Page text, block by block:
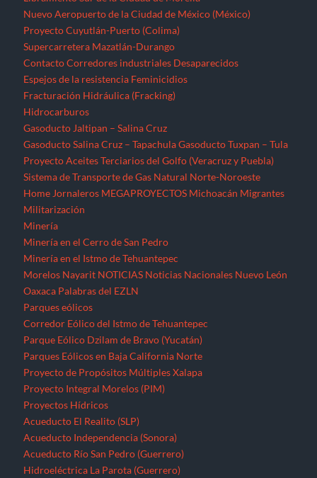
Nuevo Aeropuerto de la Ciudad de México (México)
Proyecto Cuyutlán-Puerto (Colima)
Supercarretera Mazatlán-Durango
Contacto Corredores industriales Desaparecidos
Espejos de la resistencia Feminicidios
Fracturación Hidráulica (Fracking)
Hidrocarburos
Gasoducto Jaltipan – Salina Cruz
Gasoducto Salina Cruz – Tapachula Gasoducto Tuxpan – Tula
Proyecto Aceites Terciarios del Golfo (Veracruz y Puebla)
Sistema de Transporte de Gas Natural Norte-Noroeste
Home Jornaleros MEGAPROYECTOS Michoacán Migrantes
Militarización
Minería
Minería en el Cerro de San Pedro
Minería en el Istmo de Tehuantepec
Morelos Nayarit NOTICIAS Noticias Nacionales Nuevo León
Oaxaca Palabras del EZLN
Parques eólicos
Corredor Eólico del Istmo de Tehuantepec
Parque Eólico Dzilam de Bravo (Yucatán)
Parques Eólicos en Baja California Norte
Proyecto de Propósitos Múltiples Xalapa
Proyecto Integral Morelos (PIM)
Proyectos Hídricos
Acueducto El Realito (SLP)
Acueducto Independencia (Sonora)
Acueducto Río San Pedro (Guerrero)
Hidroeléctrica La Parota (Guerrero)